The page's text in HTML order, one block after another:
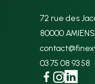
72 rue des
80000 AMIENS
03 75 08 93 58
Facebook